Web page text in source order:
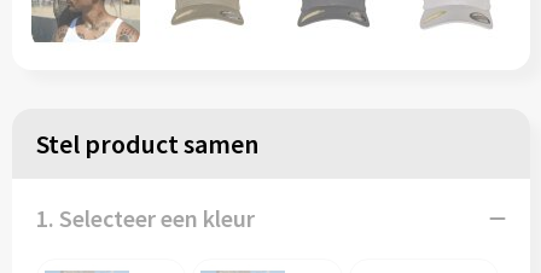
Stel product samen
1. Selecteer een kleur